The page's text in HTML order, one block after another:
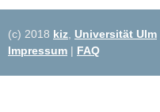
(c) 2018 kiz Universität Ulm
Impressum | FAQ